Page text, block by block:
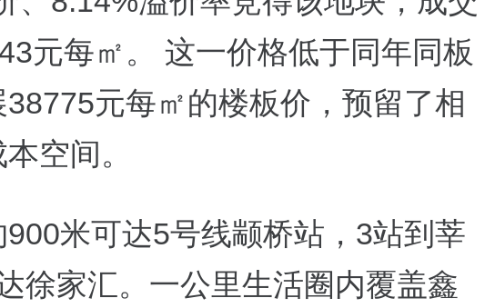
元每㎡。 这一价格低于同年同板
元每㎡的楼板价，预留了相
空间。
米可达5号线颛桥站，3站到莘
徐家汇。一公里生活圈内覆盖鑫